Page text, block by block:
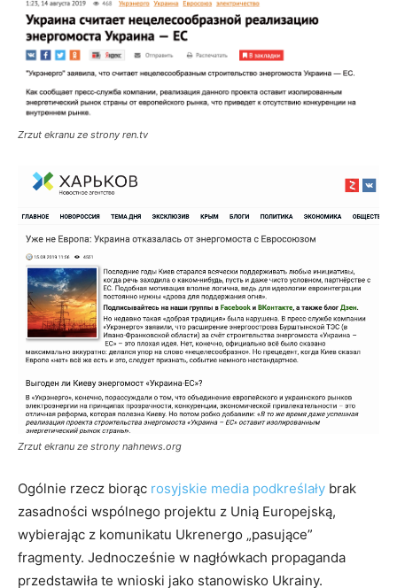
Zrzut ekranu ze strony ren.tv
Zrzut ekranu ze strony nahnews.org
Ogólnie rzecz biorąc rosyjskie media podkreślały brak
zasadności wspólnego projektu z Unią Europejską,
wybierając z komunikatu Ukrenergo „pasujące”
fragmenty. Jednocześnie w nagłówkach propaganda
przedstawiła te wnioski jako stanowisko Ukrainy.